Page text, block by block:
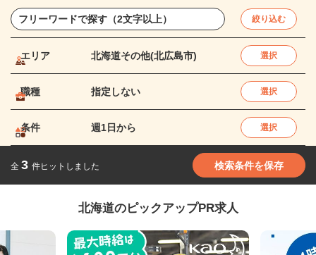
絞り込む
エリア 北海道その他(北広島市) 選択
職種 指定しない 選択
条件 週1日から 選択
全 3 件ヒットしました 検索条件を保存
北海道のピックアップPR求人